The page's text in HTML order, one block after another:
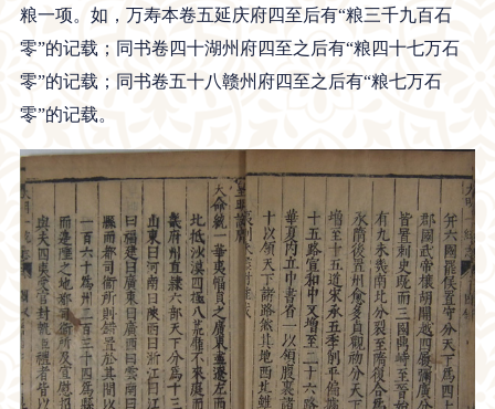
粮一项。如，万寿本卷五延庆府四至后有“粮三千九百石
零”的记载；同书卷四十湖州府四至之后有“粮四十七万石
零”的记载；同书卷五十八赣州府四至之后有“粮七万石
零”的记载。